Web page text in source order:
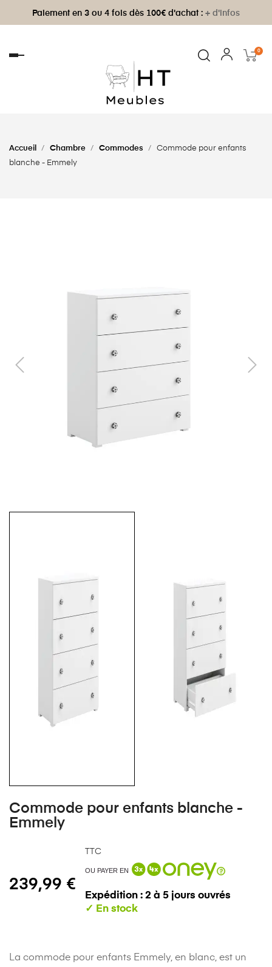
Paiement en 3 ou 4 fois dès 100€ d'achat : + d'infos
Basculer
0
Accueil Chambre Commodes
Commode pour enfants
blanche - Emmely
Commode pour enfants blanche -
Emmely
239,99 €
TTC
OU PAYER EN
Expédition : 2 à 5 jours ouvrés
La commode pour enfants Emmely, en blanc, est un